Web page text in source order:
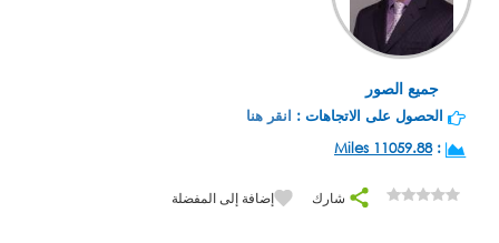
جميع الصور
الحصول على الاتجاهات : انقر هنا
:
11059.88 Miles
شارك إضافة إلى المفضلة